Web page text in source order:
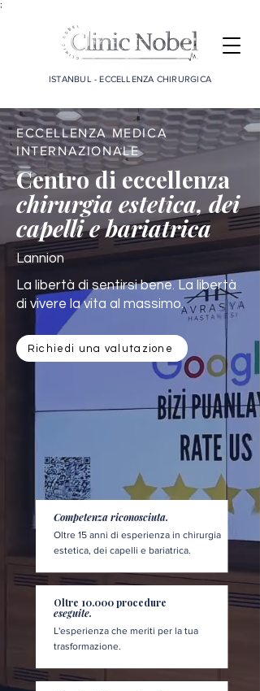
;
ISTANBUL - ECCELLENZA CHIRURGICA
ECCELLENZA MEDICA
INTERNAZIONALE
Centro di eccellenza
chirurgia estetica, dei
capelli e bariatrica
Lannion
La libertà di sentirsi bene. La libertà
di vivere la vita al massimo.
Richiedi una valutazione
Competenza riconosciuta.
Oltre 15 anni di esperienza in chirurgia
estetica, dei capelli e bariatrica.
Oltre 10.000 procedure
eseguite.
L'esperienza che meriti per la tua
trasformazione.